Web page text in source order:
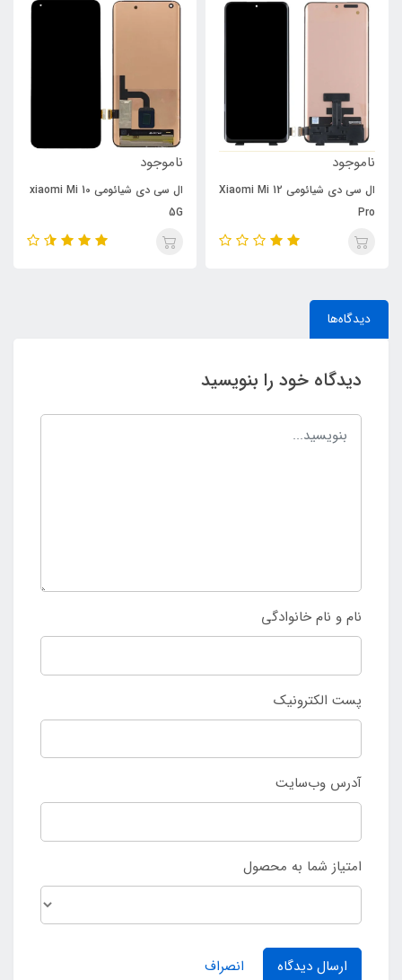
ناموجود
ال سی دی شیائومی Xiaomi Mi 12
Pro
ناموجود
ال سی دی شیائومی xiaomi Mi 10
5G
دیدگاه‌ها
دیدگاه خود را بنویسید
نام و نام خانوادگی
پست الکترونیک
آدرس وب‌سایت
امتیاز شما به محصول
ارسال دیدگاه انصراف